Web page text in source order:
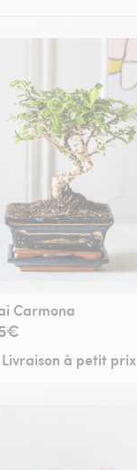
Carmona
Livraison à petit prix